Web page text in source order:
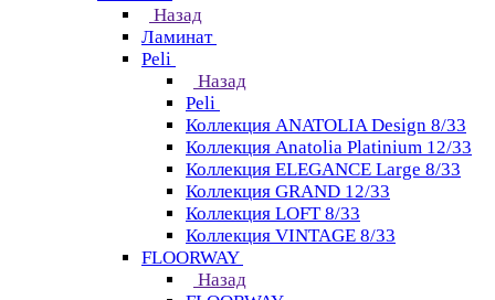
Назад
Ламинат
Peli
Назад
Peli
Коллекция ANATOLIA Design 8/33
Коллекция Anatolia Platinium 12/33
Коллекция ELEGANCE Large 8/33
Коллекция GRAND 12/33
Коллекция LOFT 8/33
Коллекция VINTAGE 8/33
FLOORWAY
Назад